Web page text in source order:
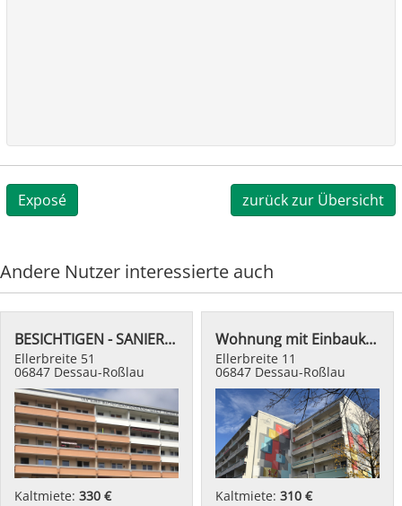
Exposé zurück zur Übersicht
Andere Nutzer interessierte auch
BESICHTIGEN - SANIEREN - EINZIEHEN
Ellerbreite 51
06847 Dessau-Roßlau
Kaltmiete: 330 €
Wohnung mit Einbauküche
Ellerbreite 11
06847 Dessau-Roßlau
Kaltmiete: 310 €